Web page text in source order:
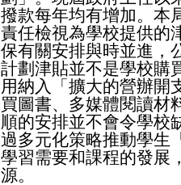
撥款每年均有增加。本
責任檢視為學校提供的
保有關安排與時並進，
計劃津貼並不是學校購
用納入「擴大的營辦開
買圖書、多媒體閱讀材
順的安排並不會令學校
過多元化策略推動學生
學習需要和課程的發展
源。